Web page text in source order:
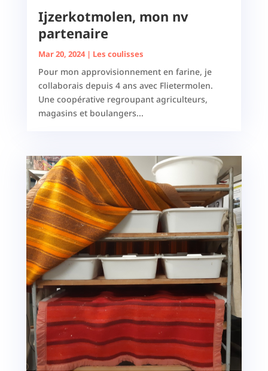
Ijzerkotmolen, mon nv
partenaire
Mar 20, 2024| Les coulisses
Pour mon approvisionnement en farine, je
collaborais depuis 4 ans avec Flietermolen.
Une coopérative regroupant agriculteurs,
magasins et boulangers...